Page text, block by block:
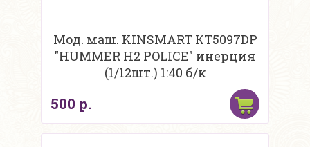
Мод. маш. KINSMART КТ5097DP
"HUMMER H2 POLICE" инерция
(1/12шт.) 1:40 б/к
500 р.